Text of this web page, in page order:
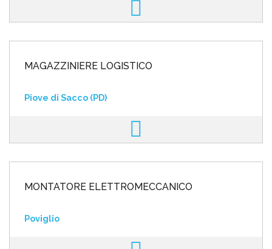
MAGAZZINIERE LOGISTICO
Piove di Sacco (PD)
MONTATORE ELETTROMECCANICO
Poviglio